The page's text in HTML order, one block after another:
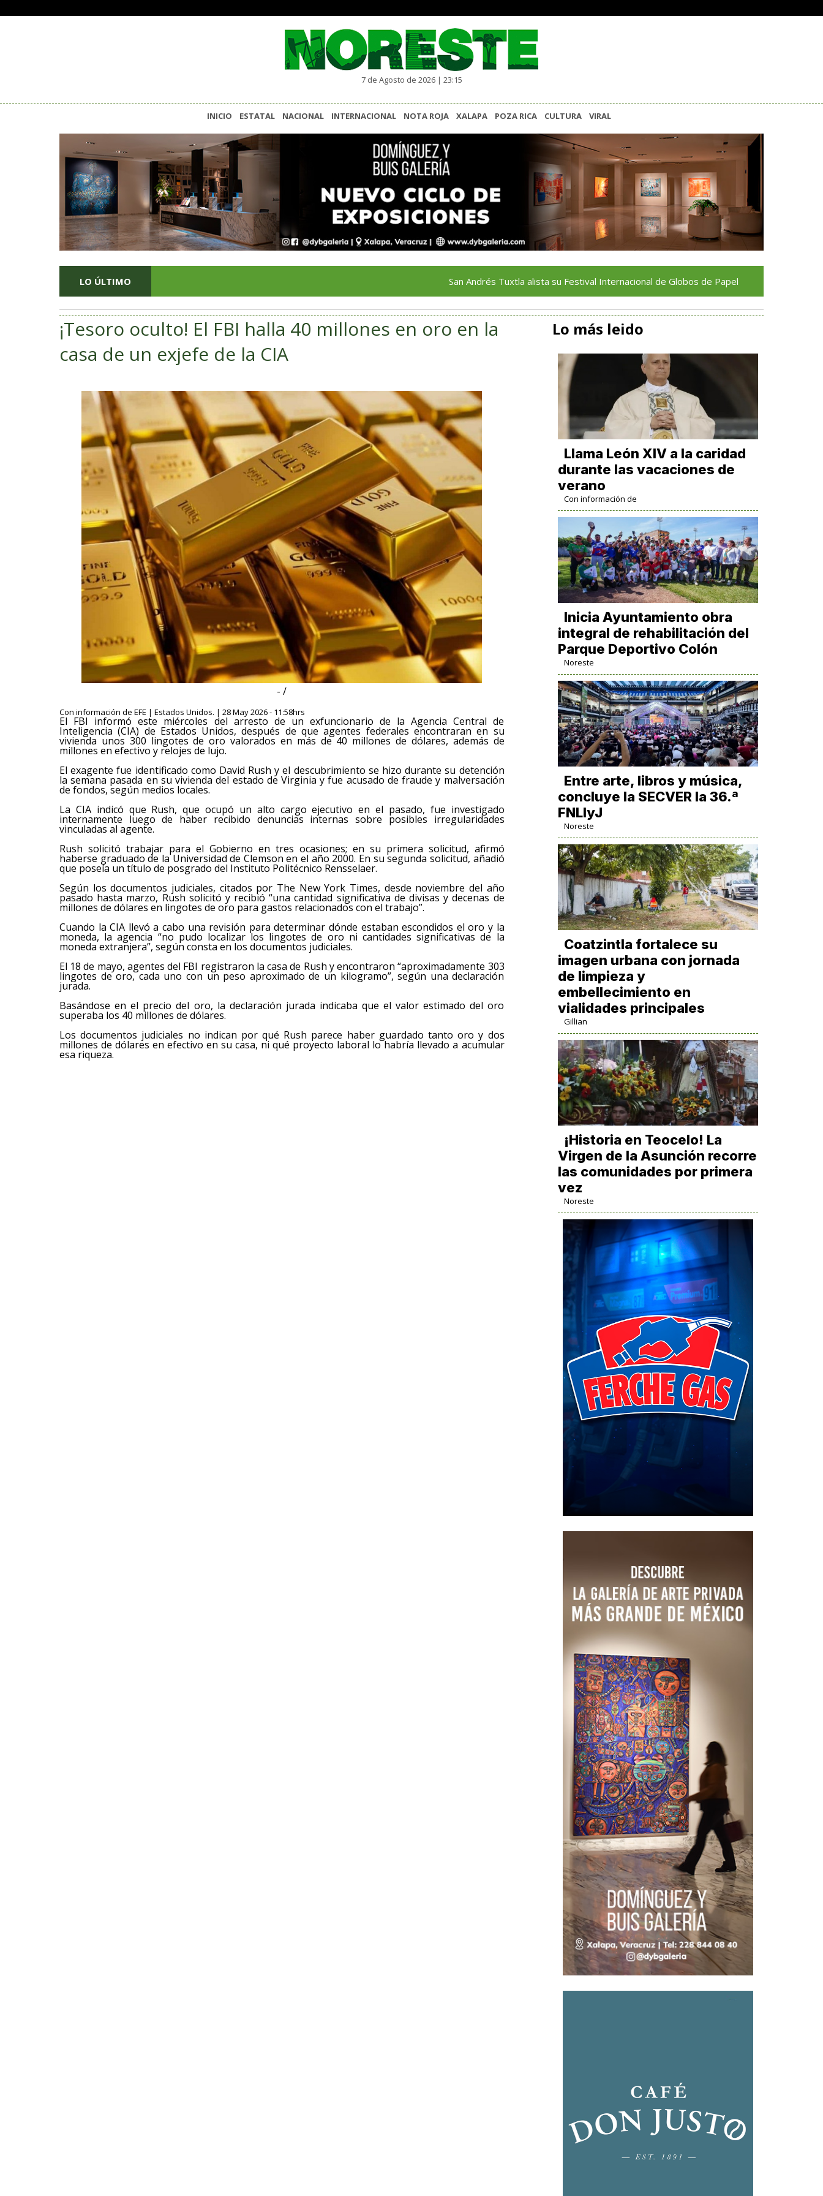
7 de Agosto de 2026 | 23:15
INICIO ESTATAL NACIONAL INTERNACIONAL NOTA ROJA XALAPA POZA RICA CULTURA VIRAL
LO ÚLTIMO San Andrés Tuxtla alista su Festival Internacional de Globos de Papel
¡Tesoro oculto! El FBI halla 40 millones en oro en la
casa de un exjefe de la CIA
- /
Con información de EFE | Estados Unidos. | 28 May 2026 - 11:58hrs
El FBI informó este miércoles del arresto de un exfuncionario de la Agencia Central de
Inteligencia (CIA) de Estados Unidos, después de que agentes federales encontraran en su
vivienda unos 300 lingotes de oro valorados en más de 40 millones de dólares, además de
millones en efectivo y relojes de lujo.
El exagente fue identificado como David Rush y el descubrimiento se hizo durante su detención
la semana pasada en su vivienda del estado de Virginia y fue acusado de fraude y malversación
de fondos, según medios locales.
La CIA indicó que Rush, que ocupó un alto cargo ejecutivo en el pasado, fue investigado
internamente luego de haber recibido denuncias internas sobre posibles irregularidades
vinculadas al agente.
Rush solicitó trabajar para el Gobierno en tres ocasiones; en su primera solicitud, afirmó
haberse graduado de la Universidad de Clemson en el año 2000. En su segunda solicitud, añadió
que poseía un título de posgrado del Instituto Politécnico Rensselaer.
Según los documentos judiciales, citados por The New York Times, desde noviembre del año
pasado hasta marzo, Rush solicitó y recibió “una cantidad significativa de divisas y decenas de
millones de dólares en lingotes de oro para gastos relacionados con el trabajo”.
Cuando la CIA llevó a cabo una revisión para determinar dónde estaban escondidos el oro y la
moneda, la agencia “no pudo localizar los lingotes de oro ni cantidades significativas de la
moneda extranjera”, según consta en los documentos judiciales.
El 18 de mayo, agentes del FBI registraron la casa de Rush y encontraron “aproximadamente 303
lingotes de oro, cada uno con un peso aproximado de un kilogramo”, según una declaración
jurada.
Basándose en el precio del oro, la declaración jurada indicaba que el valor estimado del oro
superaba los 40 millones de dólares.
Los documentos judiciales no indican por qué Rush parece haber guardado tanto oro y dos
millones de dólares en efectivo en su casa, ni qué proyecto laboral lo habría llevado a acumular
esa riqueza.
Lo más leido
Llama León XIV a la caridad
durante las vacaciones de
verano
Con información de
Inicia Ayuntamiento obra
integral de rehabilitación del
Parque Deportivo Colón
Noreste
Entre arte, libros y música,
concluye la SECVER la 36.ª
FNLIyJ
Noreste
Coatzintla fortalece su
imagen urbana con jornada
de limpieza y
embellecimiento en
vialidades principales
Gillian
​¡Historia en Teocelo! La
Virgen de la Asunción recorre
las comunidades por primera
vez
Noreste